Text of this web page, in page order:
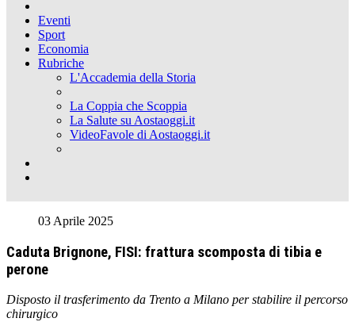
Eventi
Sport
Economia
Rubriche
L'Accademia della Storia
La Coppia che Scoppia
La Salute su Aostaoggi.it
VideoFavole di Aostaoggi.it
03 Aprile 2025
Caduta Brignone, FISI: frattura scomposta di tibia e
perone
Disposto il trasferimento da Trento a Milano per stabilire il percorso
chirurgico